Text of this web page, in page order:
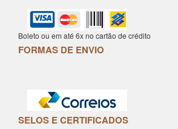
Boleto ou em até 6x no cartão de crédito
FORMAS DE ENVIO
SELOS E CERTIFICADOS